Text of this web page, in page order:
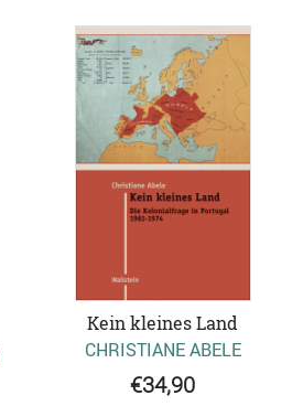
Kein kleines Land
CHRISTIANE ABELE
€34,90